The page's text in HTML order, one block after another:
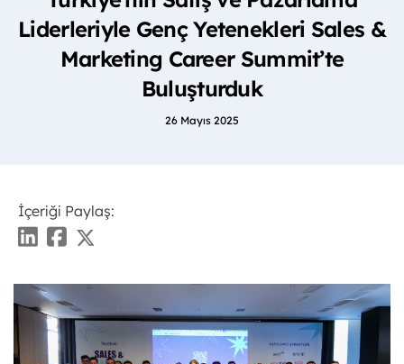
Liderleriyle Genç Yetenekleri Sales &
Marketing Career Summit’te
Buluşturduk
26 Mayıs 2025
İçeriği Paylaş: